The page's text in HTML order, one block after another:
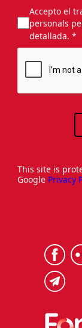
Accepto el
personals
detallada. *
This site is
Google Privacy